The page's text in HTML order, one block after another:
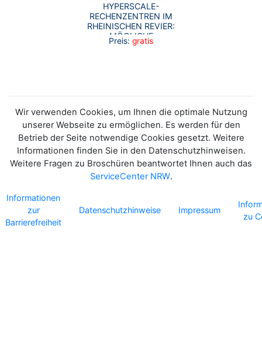
HYPERSCALE-
RECHENZENTREN IM
RHEINISCHEN REVIER:
MÖGLICHE
FOLGEEFFEKTE DER
Preis: gratis
Wir verwenden Cookies, um Ihnen die optimale Nutzung
unserer Webseite zu ermöglichen. Es werden für den
Betrieb der Seite notwendige Cookies gesetzt. Weitere
Informationen finden Sie in den Datenschutzhinweisen.
Weitere Fragen zu Broschüren beantwortet Ihnen auch das
ServiceCenter NRW.
Informationen
zur
Barrierefreiheit
Datenschutzhinweise Impressum
zu